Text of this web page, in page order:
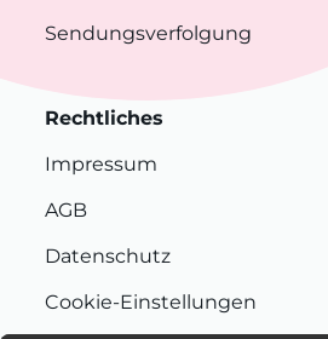
Sendungsverfolgung
Rechtliches
Impressum
AGB
Datenschutz
Cookie-Einstellungen